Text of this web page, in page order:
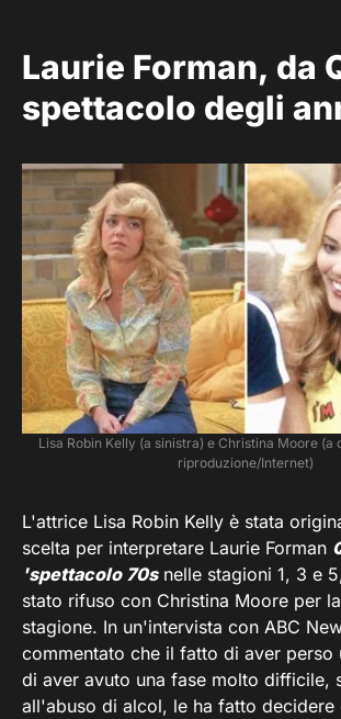
Laurie Forman, da
spettacolo degli
Lisa Robin Kelly (a sinistra) e Christina Moore (a
riproduzione/Internet)
L'attrice Lisa Robin Kelly è stata
scelta per interpretare Laurie Forman
'spettacolo 70s nelle stagioni 1, 3 e
stato rifuso con Christina Moore per
stagione. In un'intervista con ABC
commentato che il fatto di aver perso
di aver avuto una fase molto difficile,
all'abuso di alcol, le ha fatto decidere